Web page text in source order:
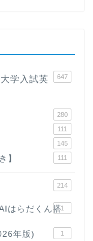
学入試英
647
280
111
145
】 111
214
はらだくん搭1
年版) 1